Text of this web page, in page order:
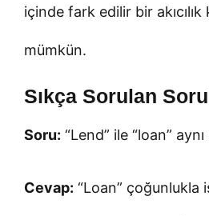
içinde fark edilir bir akıcılık
mümkün.
Sıkça Sorulan
Soru: “Lend” ile “loan”
Cevap: “Loan” çoğunlukla